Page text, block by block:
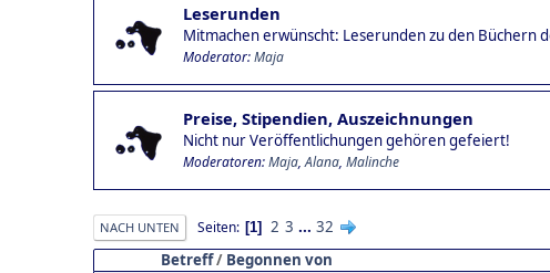
Leserunden
Mitmachen erwünscht: Leserunden zu den Büchern
Moderator:Maja
Preise, Stipendien, Auszeichnungen
Nicht nur Veröffentlichungen gehören gefeiert!
Moderatoren:Maja,Alana, Malinche
NACH UNTEN Seiten 1 2 3 ... 32
Betreff/ Begonnen von